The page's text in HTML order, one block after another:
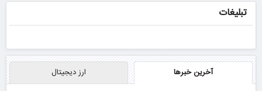
تبلیغات
آخرین خبرها ارز دیجیتال